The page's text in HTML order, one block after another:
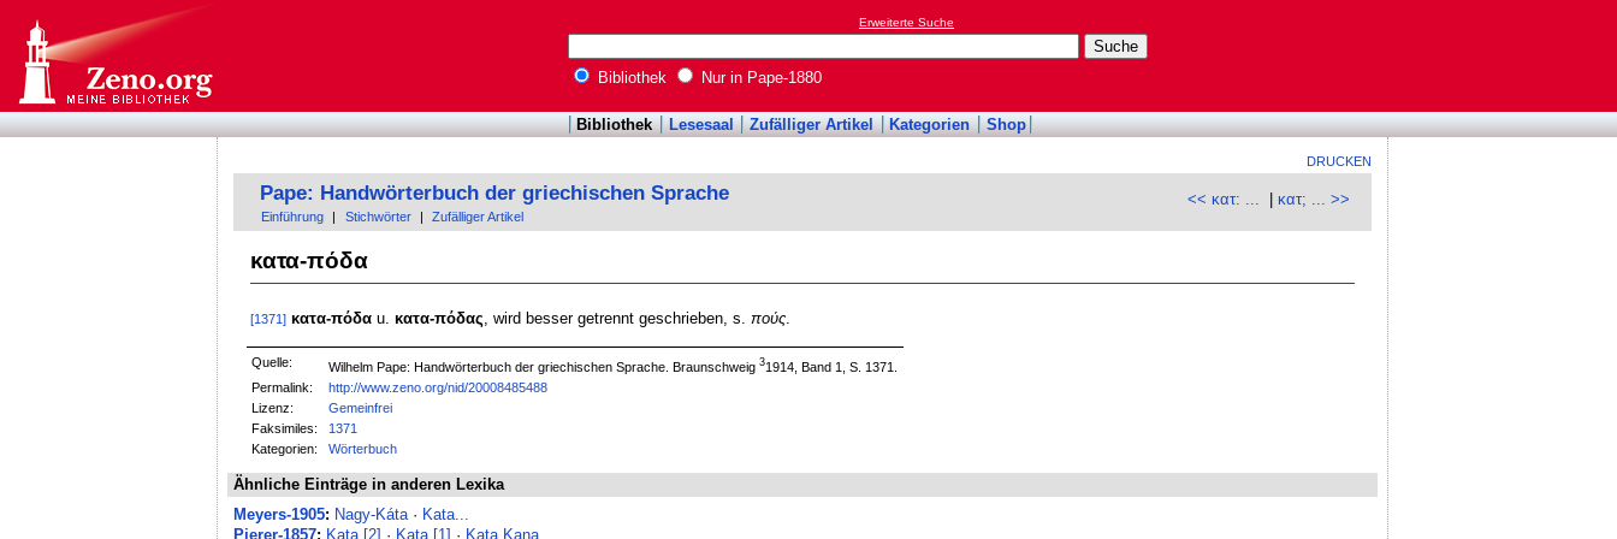
Erweiterte Suche
Bibliothek Nur in Pape-1880
Bibliothek Lesesaal Zufälliger Artikel Kategorien Shop
DRUCKEN
<< κατ: ... |κατ; ... >>
Pape: Handwörterbuch der griechischen Sprache
Einführung Stichwörter Zufälliger Artikel
κατα-πόδα
[1371] κατα-πόδαu. κατα-πόδας , wird besser getrennt geschrieben, s. πούς.
Quelle: Wilhelm Pape: Handwörterbuch der griechischen Sprache. Braunschweig31914, Band 1, S. 1371.
Permalink:
http://www.zeno.org/nid/20008485488
Lizenz:
Gemeinfrei
Faksimiles:
1371
Kategorien:
Wörterbuch
Ähnliche Einträge in anderen Lexika
Meyers-1905: Nagy-Káta · Kata...
Pierer-1857: Kata [2] · Kata [1] · Kata Kana